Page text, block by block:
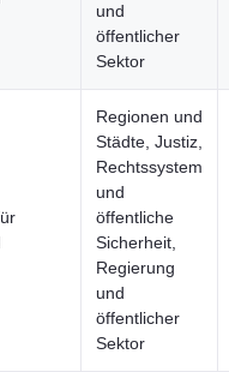
und
öffentlicher
Sektor
Regionen und
Städte, Justiz,
Rechtssystem
und
öffentliche
Sicherheit,
Regierung
und
öffentlicher
Sektor